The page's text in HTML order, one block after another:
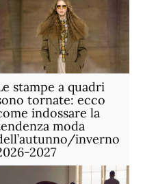
stampe a quadri
tornate: ecco
indossare la
moda
inverno
2027